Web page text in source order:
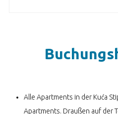
Alle Apartments in der Kuća
Apartments. Draußen auf der